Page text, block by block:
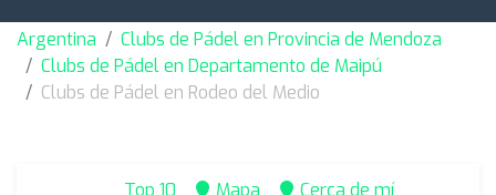
Argentina
Clubs de Pádel en Provincia de Mendoza
Clubs de Pádel en Departamento de Maipú
Clubs de Pádel en Rodeo del Medio
Top 10 Mapa Cerca de mí